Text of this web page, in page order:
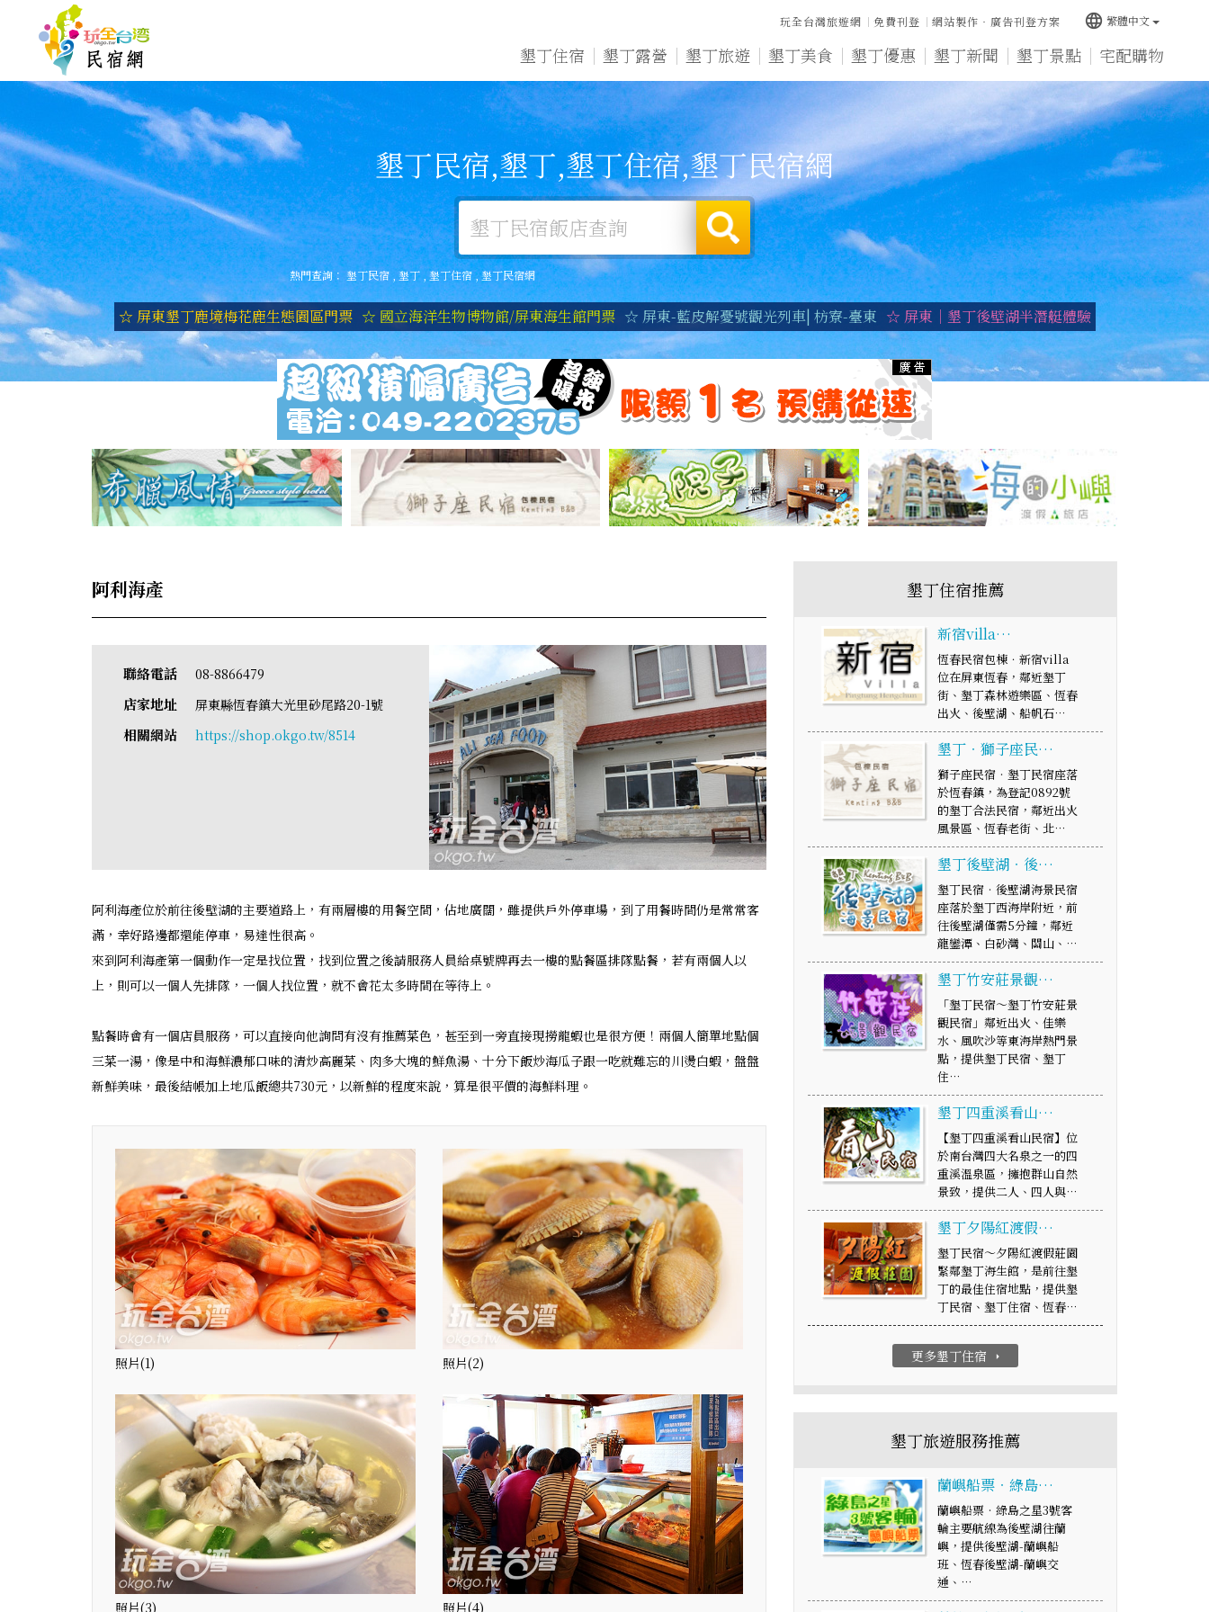
墾丁住宿 墾丁露營 墾丁旅遊 墾丁美食 墾丁優惠 墾丁新聞 墾丁景點 宅配購物
玩全台灣旅遊網 免費刊登 網站製作‧廣告刊登方案 language 繁體中文
墾丁民宿,墾丁,墾丁住宿,墾丁民宿網
熱門查詢：墾丁民宿 ,墾丁 , 墾丁住宿,墾丁民宿網
☆ 屏東墾丁鹿境梅花鹿生態園區門票 ☆ 國立海洋生物博物館/屏東海生館門票 ☆ 屏東-藍皮解憂號觀光列車| 枋寮-臺東 ☆ 屏東｜墾丁後壁湖半潛艇體驗
阿利海產
聯絡電話 08-8866479
店家地址 屏東縣恆春鎮大光里砂尾路20-1號
相關網站 https://shop.okgo.tw/8514
阿利海產位於前往後壁湖的主要道路上，有兩層樓的用餐空間，佔地廣闊，雖提供戶外停車場，到了用餐時間仍是常常客
滿，幸好路邊都還能停車，易達性很高。
來到阿利海產第一個動作一定是找位置，找到位置之後請服務人員給桌號牌再去一樓的點餐區排隊點餐，若有兩個人以
上，則可以一個人先排隊，一個人找位置，就不會花太多時間在等待上。
點餐時會有一個店員服務，可以直接向他詢問有沒有推薦菜色，甚至到一旁直接現撈龍蝦也是很方便！兩個人簡單地點個
三菜一湯，像是中和海鮮濃郁口味的清炒高麗菜、肉多大塊的鮮魚湯、十分下飯炒海瓜子跟一吃就難忘的川燙白蝦，盤盤
新鮮美味，最後結帳加上地瓜飯總共730元，以新鮮的程度來說，算是很平價的海鮮料理。
照片(1) 照片(2)
照片(3) 照片(4)
墾丁住宿推薦
新宿villa…
恆春民宿包棟．新宿villa
位在屏東恆春，鄰近墾丁
街、墾丁森林遊樂區、恆春
出火、後壁湖、船帆石…
墾丁‧獅子座民…
獅子座民宿‧墾丁民宿座落
於恆春鎮，為登記0892號
的墾丁合法民宿，鄰近出火
風景區、恆春老街、北…
墾丁後壁湖‧後…
墾丁民宿‧後壁湖海景民宿
座落於墾丁西海岸附近，前
往後壁湖僅需5分鐘，鄰近
龍鑾潭、白砂灣、關山、…
墾丁竹安莊景觀…
「墾丁民宿～墾丁竹安莊景
觀民宿」鄰近出火、佳樂
水、風吹沙等東海岸熱門景
點，提供墾丁民宿、墾丁
住…
墾丁四重溪看山…
【墾丁四重溪看山民宿】位
於南台灣四大名泉之一的四
重溪溫泉區，擁抱群山自然
景致，提供二人、四人與…
墾丁夕陽紅渡假…
墾丁民宿～夕陽紅渡假莊園
緊鄰墾丁海生館，是前往墾
丁的最佳住宿地點，提供墾
丁民宿、墾丁住宿、恆春…
更多墾丁住宿 arrow_right
墾丁旅遊服務推薦
蘭嶼船票‧綠島…
蘭嶼船票‧綠島之星3號客
輪主要航線為後壁湖往蘭
嶼，提供後壁湖-蘭嶼船
班、恆春後壁湖-蘭嶼交
通、…